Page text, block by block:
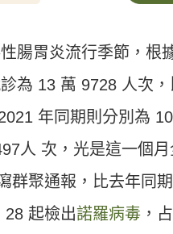
腸胃炎流行季節，根
為 13 萬 9728 人次
年同期則分別為
人 次，光是這一個
群聚通報，比去年同
28 起檢出諾羅病毒 ，